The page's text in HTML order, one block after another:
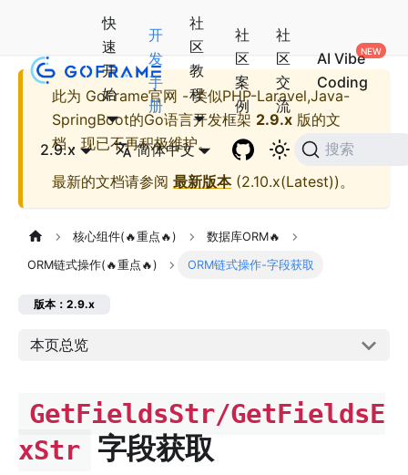
快
速
开
始
开
发
手
册
社
区
教
程
社
区
案
例
社
区
交
流
AI Vibe
Coding
2.9.x 简体中文 搜索
此为 GoFrame官网 - 类似PHP-Laravel,Java-
SpringBoot的Go语言开发框架 2.9.x 版的文
档，现已不再积极维护。
最新的文档请参阅 最新版本(2.10.x(Latest))。
核心组件(🔥重点🔥) 数据库ORM🔥
ORM链式操作(🔥重点🔥) ORM链式操作-字段获取
版本：2.9.x
本页总览
GetFieldsStr/GetFieldsE
xStr 字段获取